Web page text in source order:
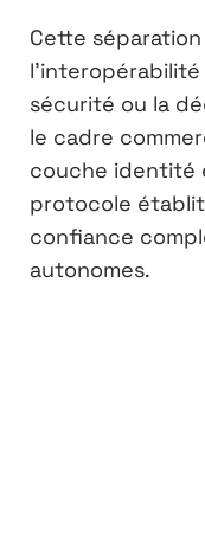
Cette
sécurité ou la
le cadre
couche identité
protocole
confiance
autonomes.